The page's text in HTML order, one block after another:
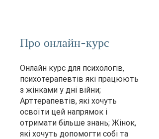
Про онлайн-курс
Онлайн курс для психологів,
психотерапевтів які працюють
з жінками у дні війни;
Арттерапевтів, які хочуть
освоїти цей напрямок і
отримати більше знань; Жінок,
які хочуть допомогти собі та